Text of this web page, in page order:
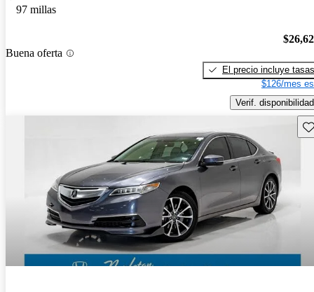
97 millas
Buena oferta
El precio incluye tasas
$126/mes
Verif. disponibilidad